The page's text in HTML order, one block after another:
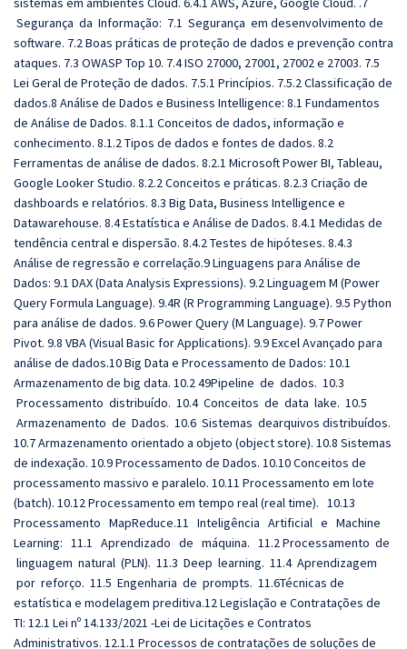
Segurança da Informação: 7.1 Segurança em desenvolvimento de
software. 7.2 Boas práticas de proteção de dados e prevenção contra
ataques. 7.3 OWASP Top 10. 7.4 ISO 27000, 27001, 27002 e 27003. 7.5
Lei Geral de Proteção de dados. 7.5.1 Princípios. 7.5.2 Classificação de
dados.8 Análise de Dados e Business Intelligence: 8.1 Fundamentos
de Análise de Dados. 8.1.1 Conceitos de dados, informação e
conhecimento. 8.1.2 Tipos de dados e fontes de dados. 8.2
Ferramentas de análise de dados. 8.2.1 Microsoft Power BI, Tableau,
Google Looker Studio. 8.2.2 Conceitos e práticas. 8.2.3 Criação de
dashboards e relatórios. 8.3 Big Data, Business Intelligence e
Datawarehouse. 8.4 Estatística e Análise de Dados. 8.4.1 Medidas de
tendência central e dispersão. 8.4.2 Testes de hipóteses. 8.4.3
Análise de regressão e correlação.9 Linguagens para Análise de
Dados: 9.1 DAX (Data Analysis Expressions). 9.2 Linguagem M (Power
Query Formula Language). 9.4R (R Programming Language). 9.5 Python
para análise de dados. 9.6 Power Query (M Language). 9.7 Power
Pivot. 9.8 VBA (Visual Basic for Applications). 9.9 Excel Avançado para
análise de dados.10 Big Data e Processamento de Dados: 10.1
Armazenamento de big data. 10.2 49Pipeline de dados. 10.3
Processamento distribuído. 10.4 Conceitos de data lake. 10.5
Armazenamento de Dados. 10.6 Sistemas dearquivos distribuídos.
10.7 Armazenamento orientado a objeto (object store). 10.8 Sistemas
de indexação. 10.9 Processamento de Dados. 10.10 Conceitos de
processamento massivo e paralelo. 10.11 Processamento em lote
(batch). 10.12 Processamento em tempo real (real time). 10.13
Processamento MapReduce.11 Inteligência Artificial e Machine
Learning: 11.1 Aprendizado de máquina. 11.2 Processamento de
linguagem natural (PLN). 11.3 Deep learning. 11.4 Aprendizagem
por reforço. 11.5 Engenharia de prompts. 11.6Técnicas de
estatística e modelagem preditiva.12 Legislação e Contratações de
TI: 12.1 Lei nº 14.133/2021 -Lei de Licitações e Contratos
Administrativos. 12.1.1 Processos de contratações de soluções de